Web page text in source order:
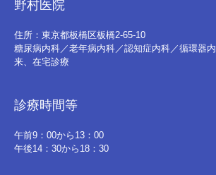
野村医院
住所：東京都板橋区板橋2-65-10
糖尿病内科／老年病内科／認知症内科／循環器
来、在宅診療
診療時間等
午前9：00から13：00
午後14：30から18：30